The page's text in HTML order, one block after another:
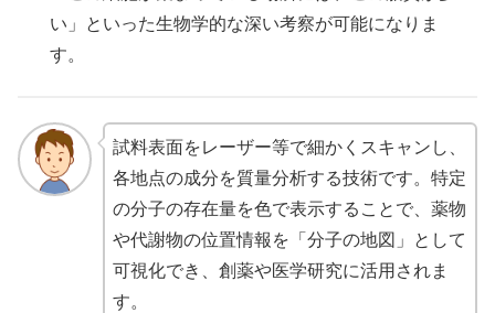
い」といった生物学的な深い考察が可能になりま
す。
試料表面をレーザー等で細かくスキャンし、
各地点の成分を質量分析する技術です。特定
の分子の存在量を色で表示することで、薬物
や代謝物の位置情報を「分子の地図」として
可視化でき、創薬や医学研究に活用されま
す。